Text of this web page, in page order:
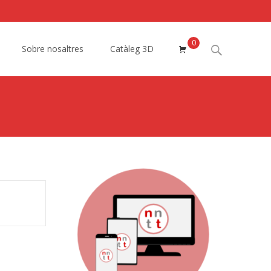
Sobre nosaltres Catàleg 3D
0
Search